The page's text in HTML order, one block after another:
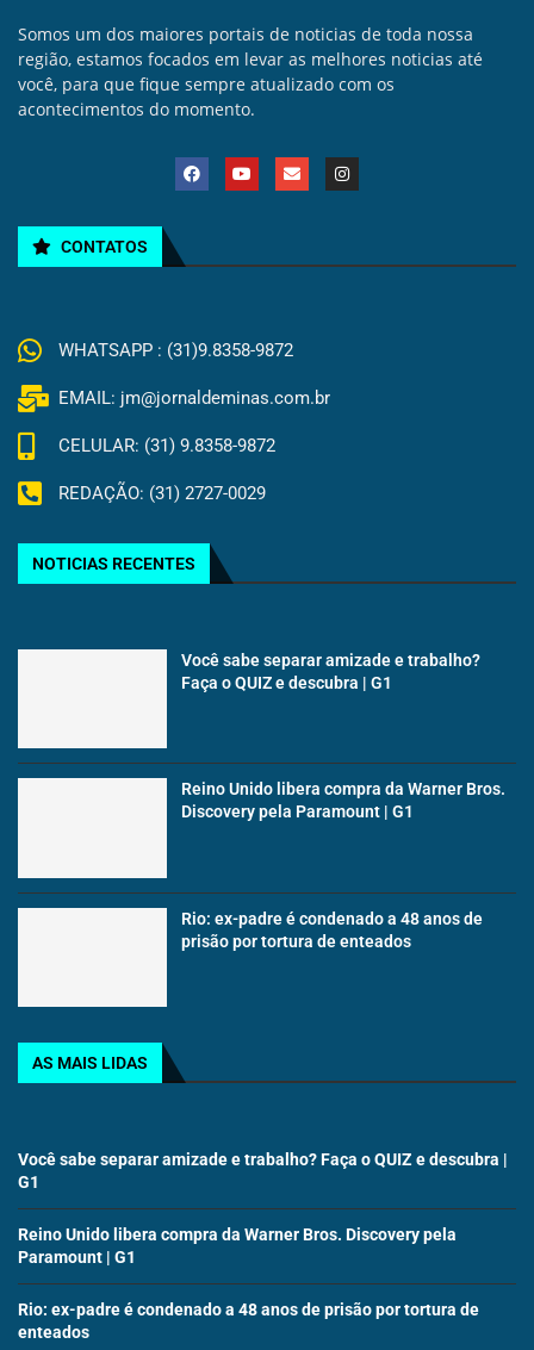
Somos um dos maiores portais de noticias de toda nossa
região, estamos focados em levar as melhores noticias até
você, para que fique sempre atualizado com os
acontecimentos do momento.
CONTATOS
WHATSAPP : (31)9.8358-9872
EMAIL: jm@jornaldeminas.com.br
CELULAR: (31) 9.8358-9872
REDAÇÃO: (31) 2727-0029
NOTICIAS RECENTES
Você sabe separar amizade e trabalho?
Faça o QUIZ e descubra | G1
Reino Unido libera compra da Warner Bros.
Discovery pela Paramount | G1
Rio: ex-padre é condenado a 48 anos de
prisão por tortura de enteados
AS MAIS LIDAS
Você sabe separar amizade e trabalho? Faça o QUIZ e descubra |
G1
Reino Unido libera compra da Warner Bros. Discovery pela
Paramount | G1
Rio: ex-padre é condenado a 48 anos de prisão por tortura de
enteados